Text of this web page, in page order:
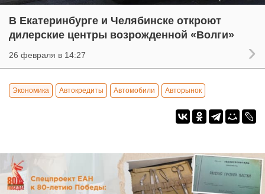
В Екатеринбурге и Челябинске откроют
дилерские центры возрожденной «Волги»
26 февраля в 14:27
Экономика Автокредиты Автомобили Авторынок